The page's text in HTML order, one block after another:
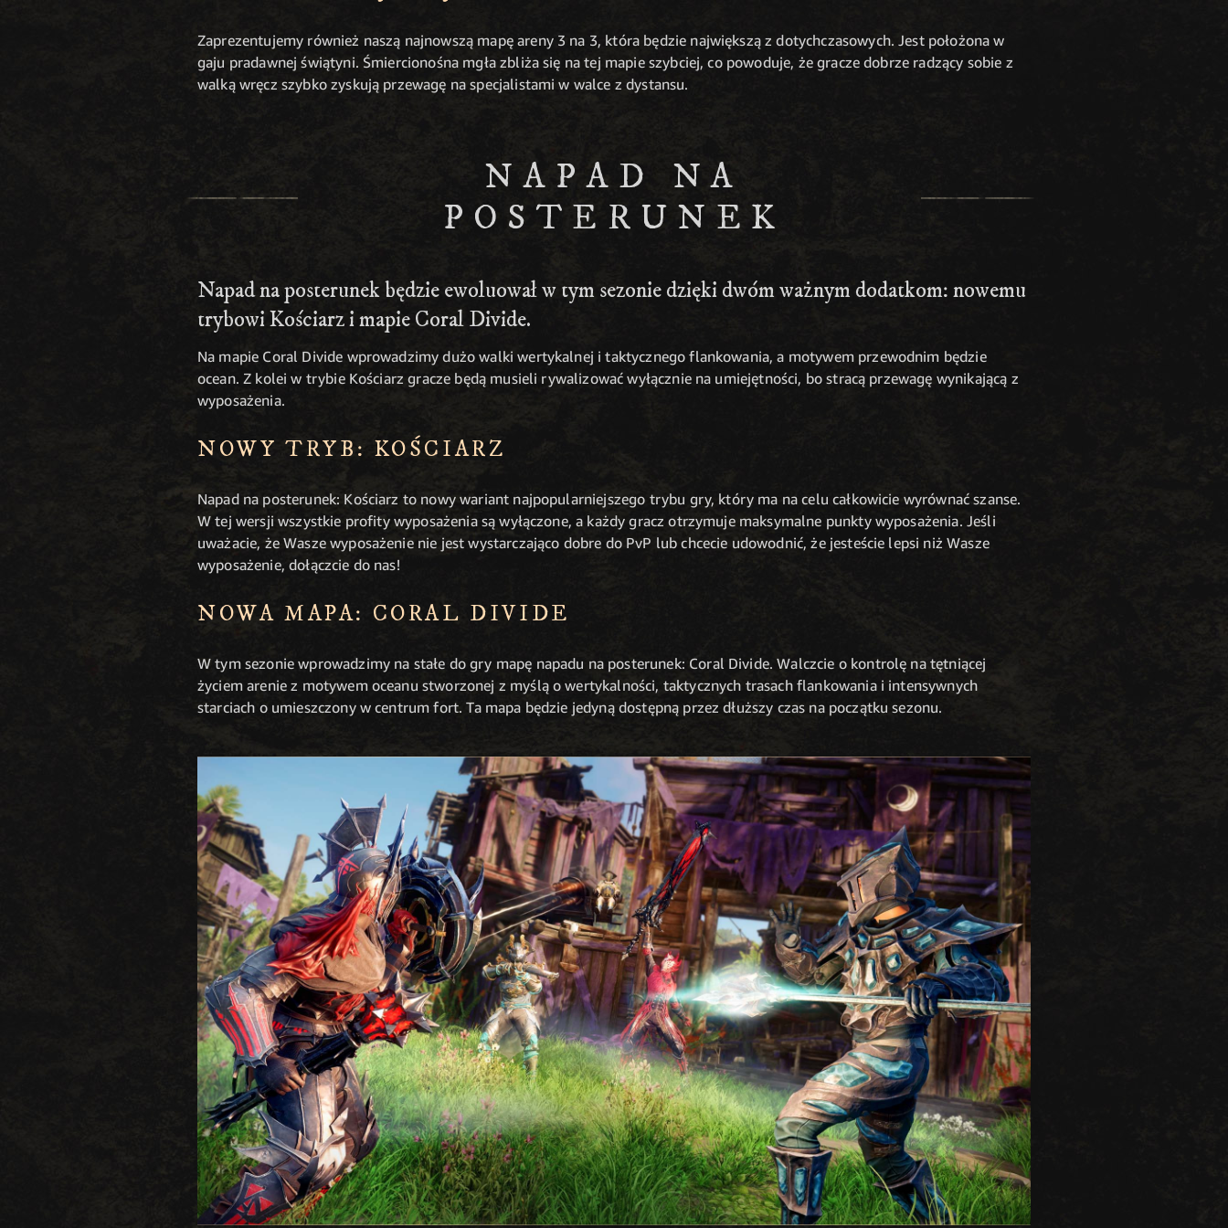
Zaprezentujemy również naszą najnowszą mapę areny 3 na 3, która będzie największą z dotychczasowych. Jest położona w
gaju pradawnej świątyni. Śmiercionośna mgła zbliża się na tej mapie szybciej, co powoduje, że gracze dobrze radzący sobie z
walką wręcz szybko zyskują przewagę na specjalistami w walce z dystansu.
NAPAD NA
POSTERUNEK
Napad na posterunek będzie ewoluował w tym sezonie dzięki dwóm ważnym dodatkom: nowemu
trybowi Kościarz i mapie Coral Divide.
Na mapie Coral Divide wprowadzimy dużo walki wertykalnej i taktycznego flankowania, a motywem przewodnim będzie
ocean. Z kolei w trybie Kościarz gracze będą musieli rywalizować wyłącznie na umiejętności, bo stracą przewagę wynikającą z
wyposażenia.
NOWY TRYB: KOŚCIARZ
Napad na posterunek: Kościarz to nowy wariant najpopularniejszego trybu gry, który ma na celu całkowicie wyrównać szanse.
W tej wersji wszystkie profity wyposażenia są wyłączone, a każdy gracz otrzymuje maksymalne punkty wyposażenia. Jeśli
uważacie, że Wasze wyposażenie nie jest wystarczająco dobre do PvP lub chcecie udowodnić, że jesteście lepsi niż Wasze
wyposażenie, dołączcie do nas!
NOWA MAPA: CORAL DIVIDE
W tym sezonie wprowadzimy na stałe do gry mapę napadu na posterunek: Coral Divide. Walczcie o kontrolę na tętniącej
życiem arenie z motywem oceanu stworzonej z myślą o wertykalności, taktycznych trasach flankowania i intensywnych
starciach o umieszczony w centrum fort. Ta mapa będzie jedyną dostępną przez dłuższy czas na początku sezonu.